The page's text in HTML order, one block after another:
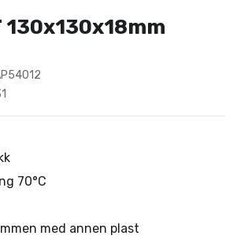
130x130x18mm
70°C
med annen plast